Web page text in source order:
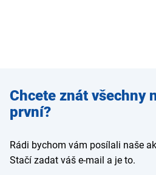
Zadejte
e-mail
Chcete znát všechny
první?
Rádi bychom vám posílali naše
Stačí zadat váš e-mail a je to.